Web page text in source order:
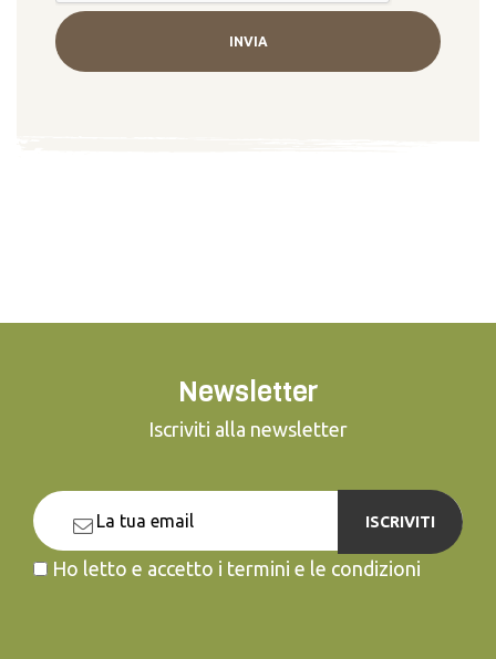
Newsletter
Iscriviti alla newsletter
ISCRIVITI
Ho letto e accetto i termini e le condizioni